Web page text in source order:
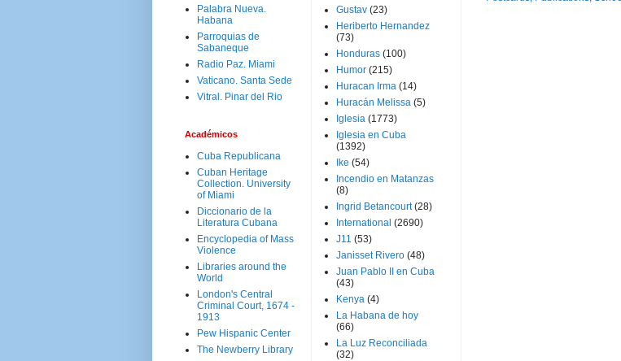
Palabra Nueva.
Habana
Parroquias de
Sabaneque
Radio Paz. Miami
Vaticano. Santa Sede
Vitral. Pinar del Rio
Académicos
Cuba Republicana
Cuban Heritage
Collection. University
of Miami
Diccionario de la
Literatura Cubana
Encyclopedia of Mass
Violence
Libraries around the
World
London's Central
Criminal Court, 1674 -
1913
Pew Hispanic Center
The Newberry Library
Gustav (23)
Heriberto Hernandez
(73)
Honduras (100)
Humor (215)
Huracan Irma (14)
Huracán Melissa (5)
Iglesia (1773)
Iglesia en Cuba
(1392)
Ike (54)
Incendio en Matanzas
(8)
Ingrid Betancourt (28)
International (2690)
J11 (53)
Janisset Rivero (48)
Juan Pablo II en Cuba
(43)
Kenya (4)
La Habana de hoy
(66)
La Luz Reconciliada
(32)